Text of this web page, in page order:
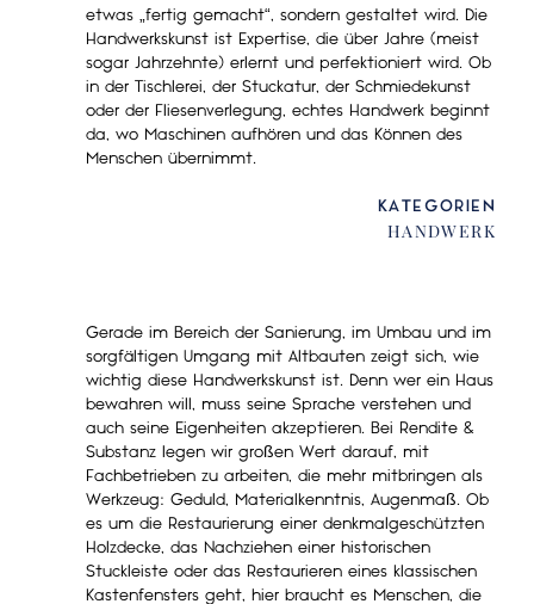
etwas „fertig gemacht“, sondern gestaltet wird. Die
Handwerkskunst ist Expertise, die über Jahre (meist
sogar Jahrzehnte) erlernt und perfektioniert wird. Ob
in der Tischlerei, der Stuckatur, der Schmiedekunst
oder der Fliesenverlegung, echtes Handwerk beginnt
da, wo Maschinen aufhören und das Können des
Menschen übernimmt.
KATEGORIEN
HANDWERK
Gerade im Bereich der Sanierung, im Umbau und im
sorgfältigen Umgang mit Altbauten zeigt sich, wie
wichtig diese Handwerkskunst ist. Denn wer ein Haus
bewahren will, muss seine Sprache verstehen und
auch seine Eigenheiten akzeptieren. Bei Rendite &
Substanz legen wir großen Wert darauf, mit
Fachbetrieben zu arbeiten, die mehr mitbringen als
Werkzeug: Geduld, Materialkenntnis, Augenmaß. Ob
es um die Restaurierung einer denkmalgeschützten
Holzdecke, das Nachziehen einer historischen
Stuckleiste oder das Restaurieren eines klassischen
Kastenfensters geht, hier braucht es Menschen, die